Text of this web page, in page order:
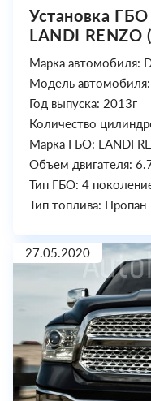
Установка
LANDI RENZO
Марка автомобиля:
Модель
Год выпуска: 2013г
Количество
Марка ГБО: LANDI
Объем двигателя:
Тип ГБО: 4
Тип топлива: Пропан
27.05.2020